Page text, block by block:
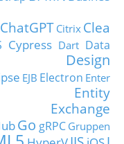
ChatGPT Citrix Clea
Cypress Dart Data
Design
EJB Electron Enter
Entity
Exchange
Go gRPC Gruppen